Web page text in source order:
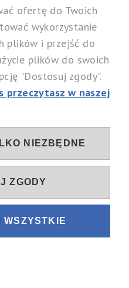
Mirosław Rybicki
Góra Kalwaria
731 603 303
dom.pl
Shoper.pl
ofertę do Twoich
wykorzystanie
plików i przejść do
plików do swoich
"Dostosuj zgody".
przeczytasz w naszej
NIEZBĘDNE
ZGODY